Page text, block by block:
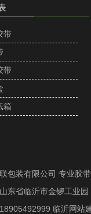
带
带
箱
包装有限公司 专业胶
东省临沂市金锣工业
临沂网站